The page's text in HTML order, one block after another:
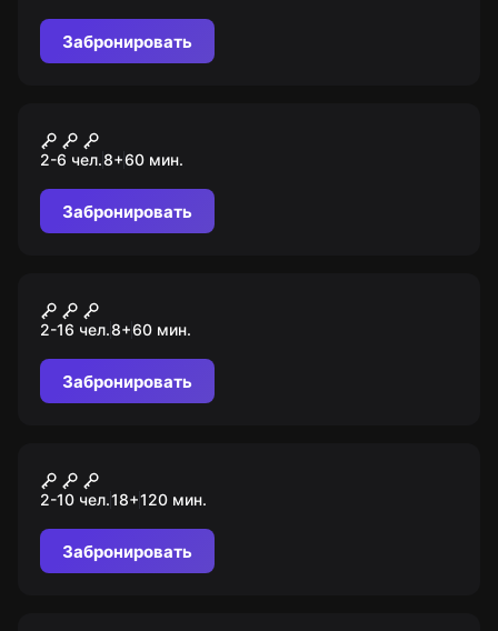
Забронировать
Рыцари и демоны
2-6 чел.8+60 мин.
Забронировать
Динорамия
2-16 чел.8+60 мин.
Забронировать
Мозгобойня
2-10 чел.18+120 мин.
Забронировать